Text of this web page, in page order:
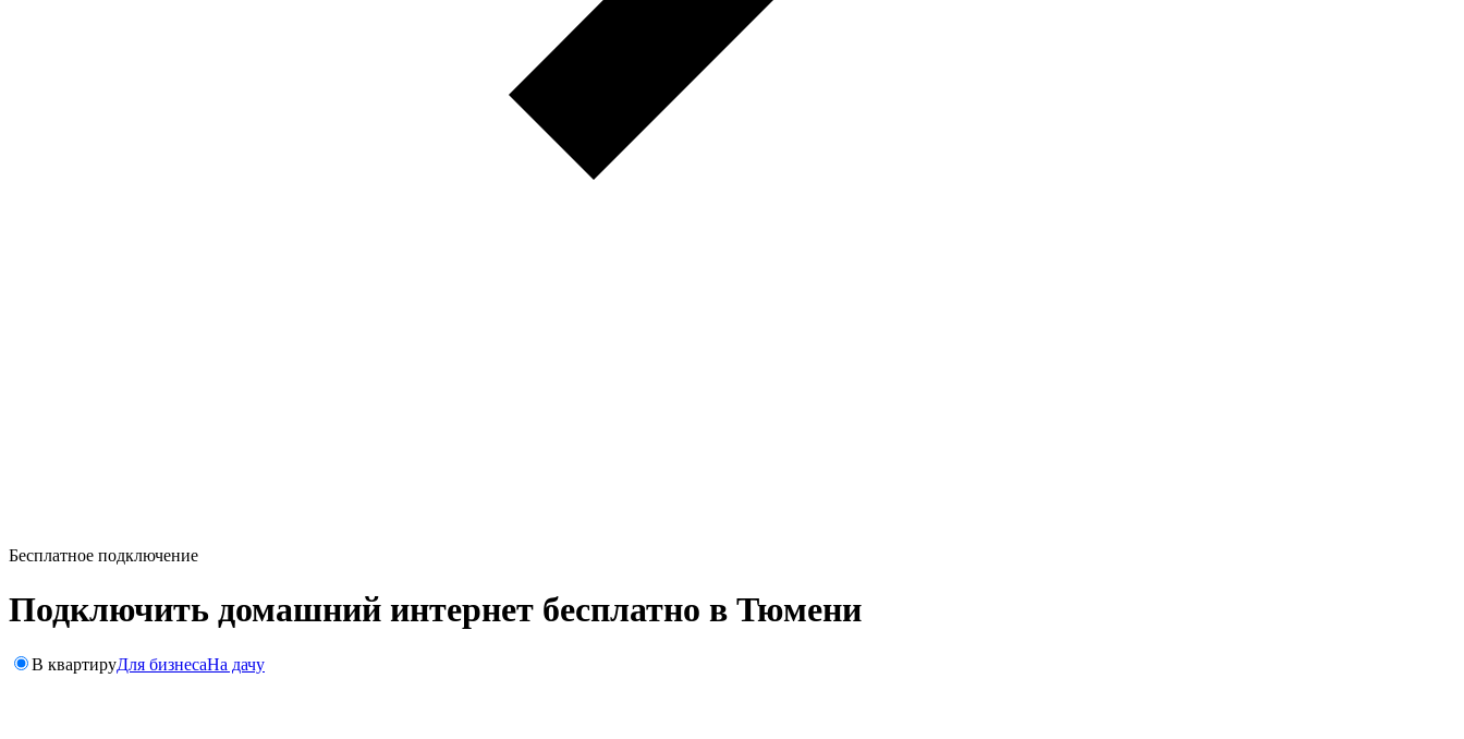
Бесплатное подключение
Подключить домашний интернет бесплатно в Тюмени
В квартируДля бизнесаНа дачу